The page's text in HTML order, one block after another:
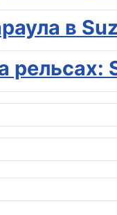
в